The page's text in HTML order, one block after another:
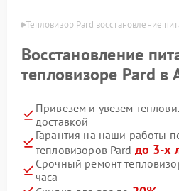
Тепловизор Pard восстановление
Восстановление
тепловизоре Pard в
Привезем и увезем
доставкой
Гарантия на наши работы
тепловизоров Pard до 3-х
Срочный ремонт
часа